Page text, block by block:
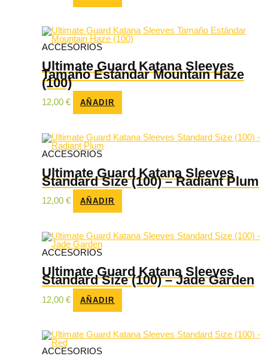
ACCESORIOS
Ultimate Guard Katana Sleeves
Tamaño Estándar Mountain Haze
(100)
12,00 € AÑADIR
ACCESORIOS
Ultimate Guard Katana Sleeves
Standard Size (100) – Radiant Plum
12,00 € AÑADIR
ACCESORIOS
Ultimate Guard Katana Sleeves
Standard Size (100) – Jade Garden
12,00 € AÑADIR
ACCESORIOS